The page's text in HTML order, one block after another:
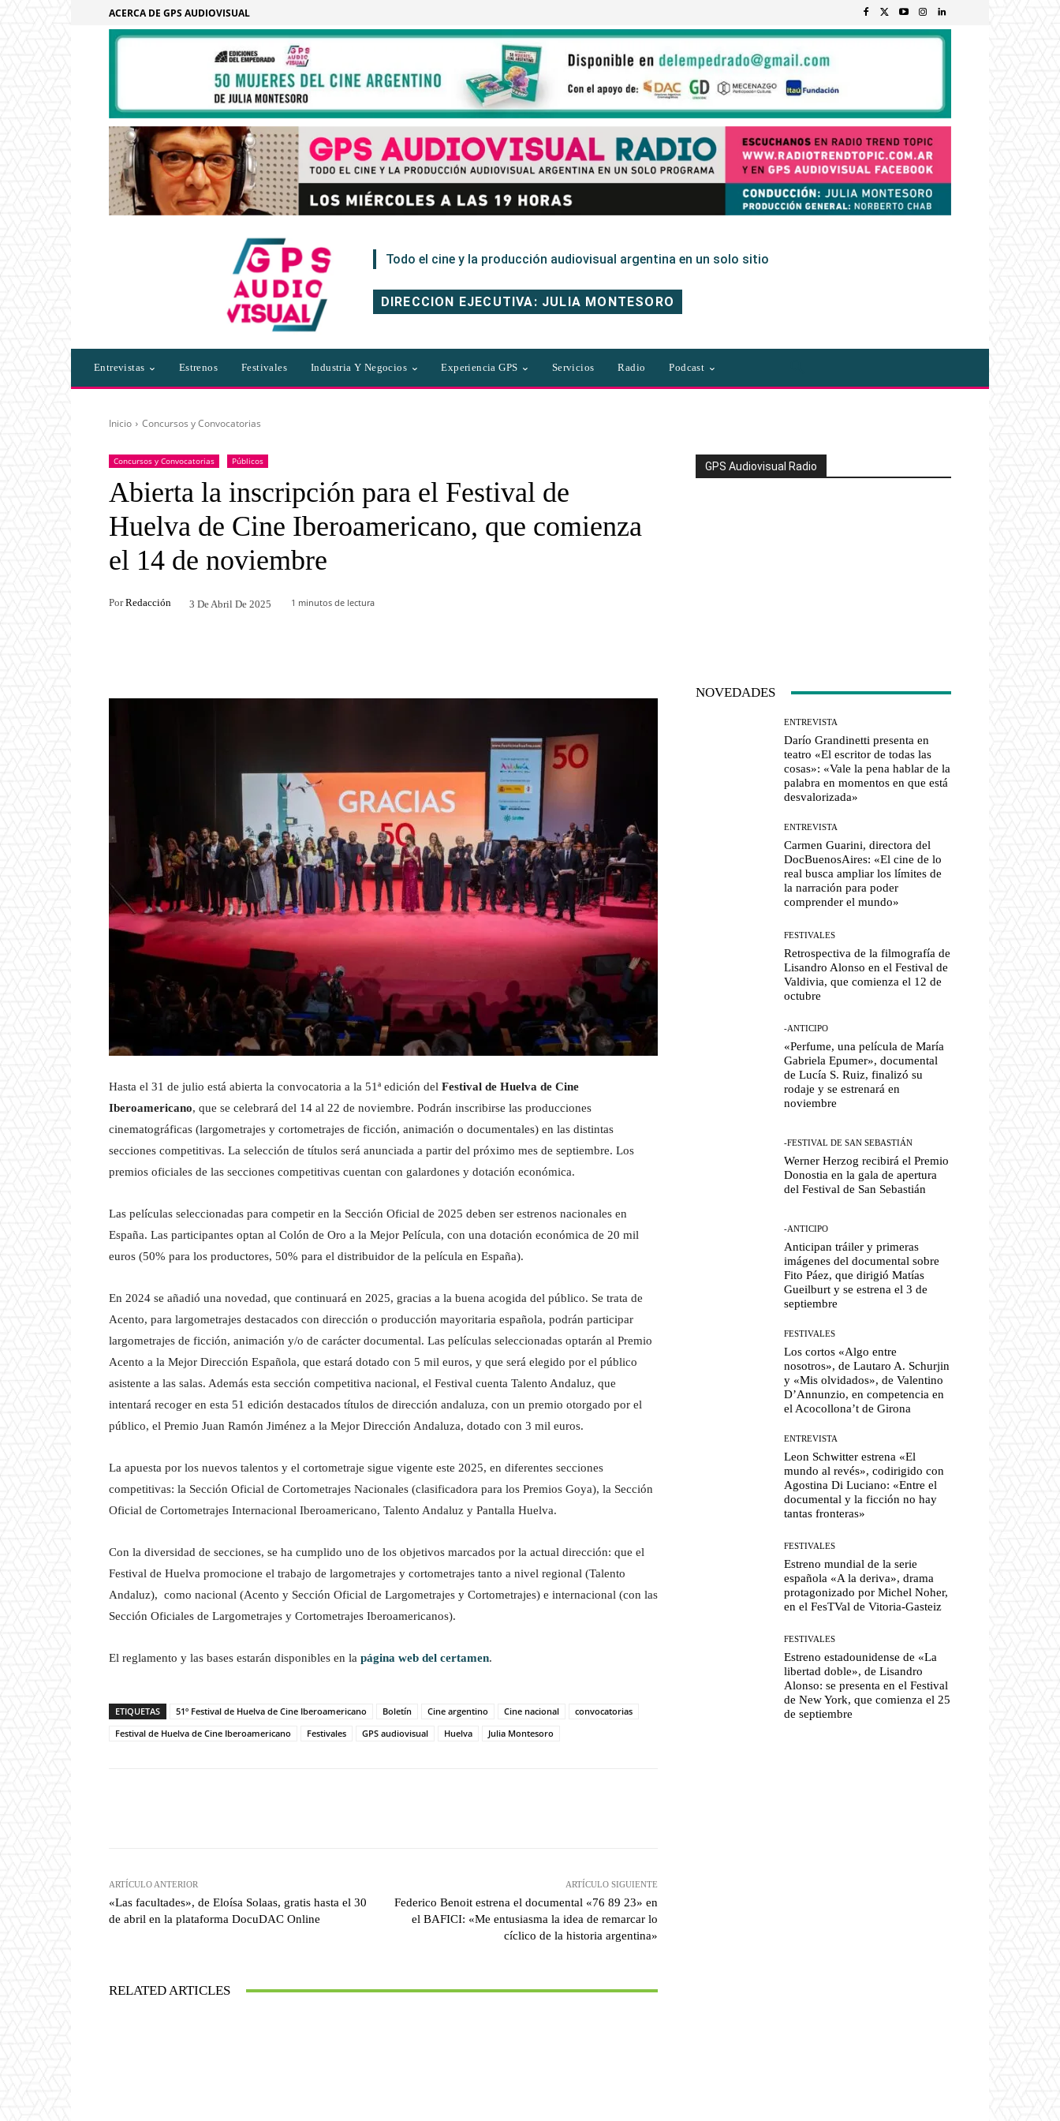
ACERCA DE GPS AUDIOVISUAL
Todo el cine y la producción audiovisual argentina en un solo sitio
DIRECCION EJECUTIVA: JULIA MONTESORO
Entrevistas Estrenos Festivales Industria Y Negocios Experiencia GPS Servicios Radio Podcast
Inicio Concursos y Convocatorias
Concursos y Convocatorias Públicos
Abierta la inscripción para el Festival de
Huelva de Cine Iberoamericano, que comienza
el 14 de noviembre
Por Redacción 3 De Abril De 2025 1 minutos de lectura
Hasta el 31 de julio está abierta la convocatoria a la 51ª edición del Festival de Huelva de Cine
Iberoamericano, que se celebrará del 14 al 22 de noviembre. Podrán inscribirse las producciones
cinematográficas (largometrajes y cortometrajes de ficción, animación o documentales) en las distintas
secciones competitivas. La selección de títulos será anunciada a partir del próximo mes de septiembre. Los
premios oficiales de las secciones competitivas cuentan con galardones y dotación económica.
Las películas seleccionadas para competir en la Sección Oficial de 2025 deben ser estrenos nacionales en
España. Las participantes optan al Colón de Oro a la Mejor Película, con una dotación económica de 20 mil
euros (50% para los productores, 50% para el distribuidor de la película en España).
En 2024 se añadió una novedad, que continuará en 2025, gracias a la buena acogida del público. Se trata de
Acento, para largometrajes destacados con dirección o producción mayoritaria española, podrán participar
largometrajes de ficción, animación y/o de carácter documental. Las películas seleccionadas optarán al Premio
Acento a la Mejor Dirección Española, que estará dotado con 5 mil euros, y que será elegido por el público
asistente a las salas. Además esta sección competitiva nacional, el Festival cuenta Talento Andaluz, que
intentará recoger en esta 51 edición destacados títulos de dirección andaluza, con un premio otorgado por el
público, el Premio Juan Ramón Jiménez a la Mejor Dirección Andaluza, dotado con 3 mil euros.
La apuesta por los nuevos talentos y el cortometraje sigue vigente este 2025, en diferentes secciones
competitivas: la Sección Oficial de Cortometrajes Nacionales (clasificadora para los Premios Goya), la Sección
Oficial de Cortometrajes Internacional Iberoamericano, Talento Andaluz y Pantalla Huelva.
Con la diversidad de secciones, se ha cumplido uno de los objetivos marcados por la actual dirección: que el
Festival de Huelva promocione el trabajo de largometrajes y cortometrajes tanto a nivel regional (Talento
Andaluz), como nacional (Acento y Sección Oficial de Largometrajes y Cortometrajes) e internacional (con las
Sección Oficiales de Largometrajes y Cortometrajes Iberoamericanos).
El reglamento y las bases estarán disponibles en la página web del certamen.
ETIQUETAS 51º Festival de Huelva de Cine Iberoamericano Boletín Cine argentino Cine nacional
convocatorias
Festival de Huelva de Cine Iberoamericano
Festivales GPS audiovisual Huelva Julia Montesoro
ARTÍCULO ANTERIOR
«Las facultades», de Eloísa Solaas, gratis hasta el 30
de abril en la plataforma DocuDAC Online
ARTÍCULO SIGUIENTE
Federico Benoit estrena el documental «76 89 23» en
el BAFICI: «Me entusiasma la idea de remarcar lo
cíclico de la historia argentina»
RELATED ARTICLES
GPS Audiovisual Radio
NOVEDADES
ENTREVISTA
Darío Grandinetti presenta en
teatro «El escritor de todas las
cosas»: «Vale la pena hablar de la
palabra en momentos en que está
desvalorizada»
ENTREVISTA
Carmen Guarini, directora del
DocBuenosAires: «El cine de lo
real busca ampliar los límites de
la narración para poder
comprender el mundo»
FESTIVALES
Retrospectiva de la filmografía de
Lisandro Alonso en el Festival de
Valdivia, que comienza el 12 de
octubre
-ANTICIPO
«Perfume, una película de María
Gabriela Epumer», documental
de Lucía S. Ruiz, finalizó su
rodaje y se estrenará en
noviembre
-FESTIVAL DE SAN SEBASTIÁN
Werner Herzog recibirá el Premio
Donostia en la gala de apertura
del Festival de San Sebastián
-ANTICIPO
Anticipan tráiler y primeras
imágenes del documental sobre
Fito Páez, que dirigió Matías
Gueilburt y se estrena el 3 de
septiembre
FESTIVALES
Los cortos «Algo entre
nosotros», de Lautaro A. Schurjin
y «Mis olvidados», de Valentino
D’Annunzio, en competencia en
el Acocollona’t de Girona
ENTREVISTA
Leon Schwitter estrena «El
mundo al revés», codirigido con
Agostina Di Luciano: «Entre el
documental y la ficción no hay
tantas fronteras»
FESTIVALES
Estreno mundial de la serie
española «A la deriva», drama
protagonizado por Michel Noher,
en el FesTVal de Vitoria-Gasteiz
FESTIVALES
Estreno estadounidense de «La
libertad doble», de Lisandro
Alonso: se presenta en el Festival
de New York, que comienza el 25
de septiembre